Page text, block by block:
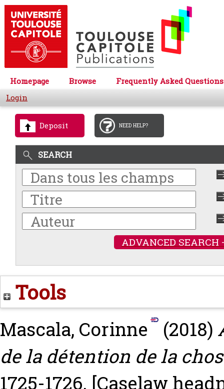
Homepage Browse
Frequently Asked Questions
Login
Deposit NEED HELP?
SEARCH
ADVANCED SEARCH
Tools
Mascala, Corinne (2018)
de la détention de la
1725-1726. [Caselaw